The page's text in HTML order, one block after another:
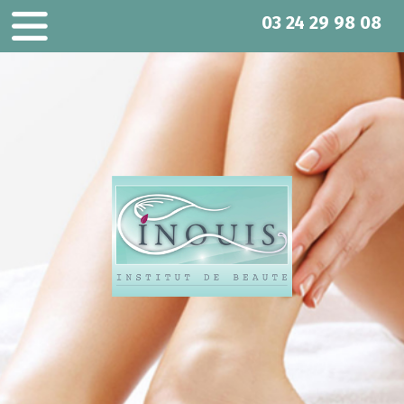
Panneau de gestion des cookies
03 24 29 98 08